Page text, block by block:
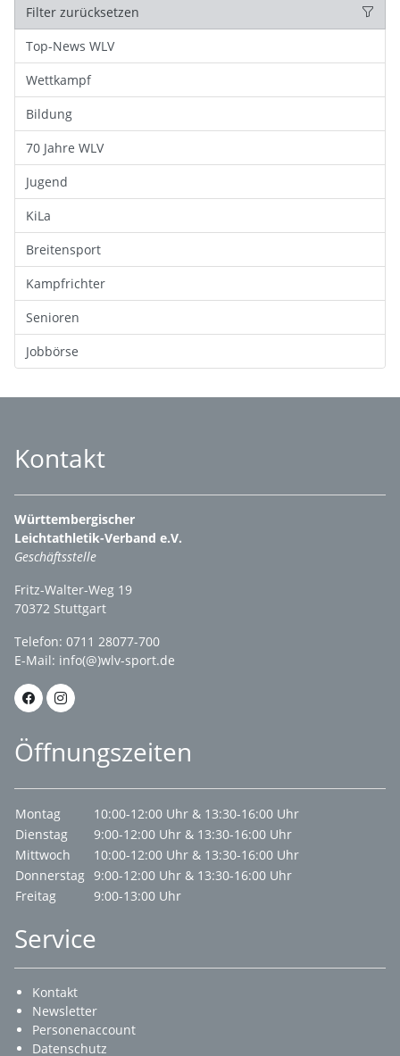
Filter zurücksetzen
Top-News WLV
Wettkampf
Bildung
70 Jahre WLV
Jugend
KiLa
Breitensport
Kampfrichter
Senioren
Jobbörse
Kontakt
Württembergischer
Leichtathletik-Verband e.V.
Geschäftsstelle
Fritz-Walter-Weg 19
70372 Stuttgart
Telefon: 0711 28077-700
E-Mail: info(@)wlv-sport.de
Öffnungszeiten
Montag
10:00-12:00 Uhr & 13:30-16:00 Uhr
Dienstag
9:00-12:00 Uhr & 13:30-16:00 Uhr
Mittwoch
10:00-12:00 Uhr & 13:30-16:00 Uhr
Donnerstag 9:00-12:00 Uhr & 13:30-16:00 Uhr
Freitag
9:00-13:00 Uhr
Service
Kontakt
Newsletter
Personenaccount
Datenschutz